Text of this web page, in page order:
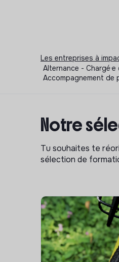
Les entreprises à
Alternance -
Accompagnement
Notre
Tu souhaites te
sélection de